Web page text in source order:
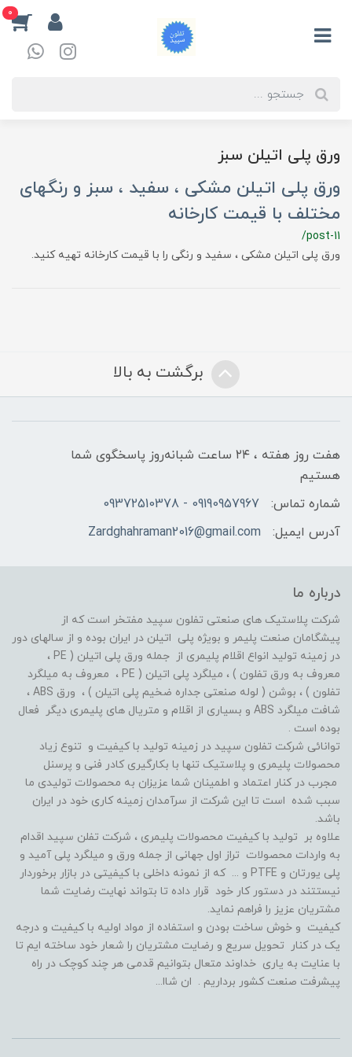
0
ورق پلی اتیلن سبز
ورق پلی اتیلن مشکی ، سفید ، سبز و رنگهای
مختلف با قیمت کارخانه
/post-11
ورق پلی اتیلن مشکی ، سفید و رنگی را با قیمت کارخانه تهیه کنید.
برگشت به بالا
هفت روز هفته ، ۲۴ ساعت شبانه‌روز پاسخگوی شما
هستیم
شماره تماس:
09190957967 - 09372510378
آدرس ایمیل:
Zardghahraman2016@gmail.com
درباره ما
شرکت پلاستیک های صنعتی تفلون سپید مفتخر است که از
پیشگامان صنعت پلیمر و بویژه پلی اتیلن در ایران بوده و از سالهای دور
در زمینه تولید انواع اقلام پلیمری از جمله ورق پلی اتیلن ( PE ،
معروف به ورق تفلون ) ، میلگرد پلی اتیلن ( PE ، معروف به میلگرد
تفلون ) ، بوشن ( لوله صنعتی جداره ضخیم پلی اتیلن ) ، ورق ABS ،
شافت میلگرد ABS و بسیاری از اقلام و متریال های پلیمری دیگر فعال
بوده است .
توانائی شرکت تفلون سپید در زمینه تولید با کیفیت و تنوع زیاد
محصولات پلیمری و پلاستیک تنها با بکارگیری کادر فنی و پرسنل
مجرب در کنار اعتماد و اطمینان شما عزیزان به محصولات تولیدی ما
سبب شده است تا این شرکت از سرآمدان زمینه کاری خود در ایران
باشد.
علاوه بر تولید با کیفیت محصولات پلیمری ، شرکت تفلن سپید اقدام
به واردات محصولات تراز اول جهانی از جمله ورق و میلگرد پلی آمید و
پلی یورتان و PTFE و ... که از نمونه داخلی با کیفیتی در بازار برخوردار
نیستتند در دستور کار خود قرار داده تا بتواند نهایت رضایت شما
مشتریان عزیز را فراهم نماید.
کیفیت و خوش ساخت بودن و استفاده از مواد اولیه با کیفیت و درجه
یک در کنار تحویل سریع و رضایت مشتریان را شعار خود ساخته ایم تا
با عنایت به یاری خداوند متعال بتوانیم قدمی هر چند کوچک در راه
پیشرفت صنعت کشور برداریم . ان شاا...